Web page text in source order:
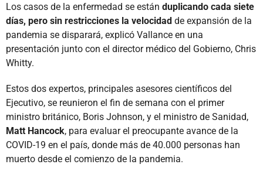
Los casos de la enfermedad se están duplicando cada siete
días, pero sin restricciones la velocidad de expansión de la
pandemia se disparará, explicó Vallance en una
presentación junto con el director médico del Gobierno, Chris
Whitty.
Estos dos expertos, principales asesores científicos del
Ejecutivo, se reunieron el fin de semana con el primer
ministro británico, Boris Johnson, y el ministro de Sanidad,
Matt Hancock, para evaluar el preocupante avance de la
COVID-19 en el país, donde más de 40.000 personas han
muerto desde el comienzo de la pandemia.